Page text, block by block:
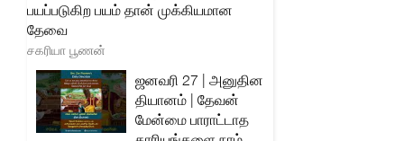
பயப்படுகிற பயம் தான் முக்கியமான
தேவை
சகரியா பூணன்
ஜனவரி 27 | அனுதின
தியானம் | தேவன்
மேன்மை பாராட்டாத